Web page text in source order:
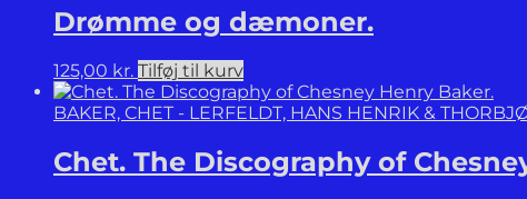
Drømme og dæmoner.
125,00 kr. Tilføj til kurv
BAKER, CHET - LERFELDT, HANS HENRIK &
Chet. The Discography of